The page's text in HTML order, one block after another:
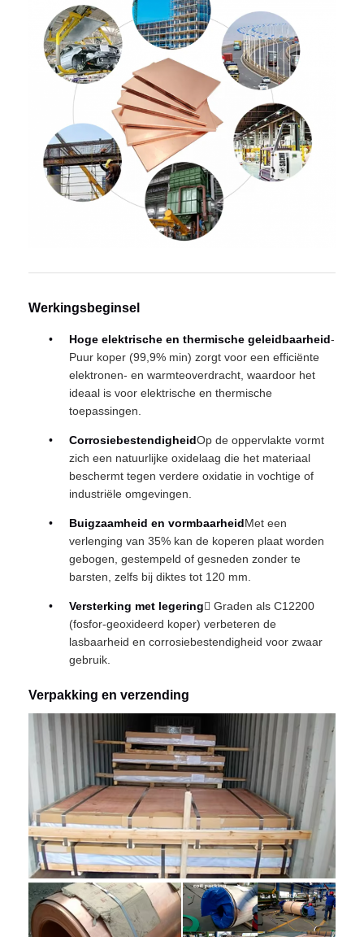
Werkingsbeginsel
Hoge elektrische en thermische geleidbaarheid-
Puur koper (99,9% min) zorgt voor een efficiënte
elektronen- en warmteoverdracht, waardoor het
ideaal is voor elektrische en thermische
toepassingen.
CorrosiebestendigheidOp de oppervlakte vormt
zich een natuurlijke oxidelaag die het materiaal
beschermt tegen verdere oxidatie in vochtige of
industriële omgevingen.
Buigzaamheid en vormbaarheidMet een
verlenging van 35% kan de koperen plaat worden
gebogen, gestempeld of gesneden zonder te
barsten, zelfs bij diktes tot 120 mm.
Versterking met legering Graden als C12200
(fosfor-geoxideerd koper) verbeteren de
lasbaarheid en corrosiebestendigheid voor zwaar
gebruik.
Verpakking en verzending